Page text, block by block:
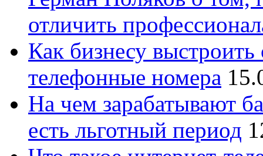
отличить
Как бизнесу
телефонные номера
На чем зарабатывают
есть льготный период